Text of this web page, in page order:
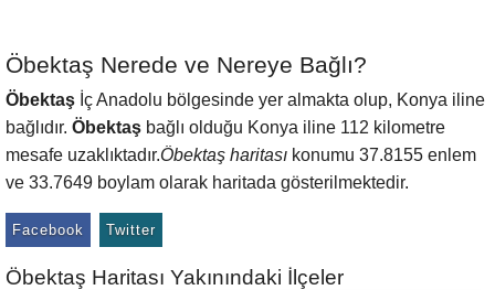
Öbektaş Nerede ve Nereye Bağlı?
Öbektaş İç Anadolu bölgesinde yer almakta olup, Konya iline
bağlıdır. Öbektaş bağlı olduğu Konya iline 112 kilometre
mesafe uzaklıktadır.Öbektaş haritası konumu 37.8155 enlem
ve 33.7649 boylam olarak haritada gösterilmektedir.
Facebook Twitter
Öbektaş Haritası Yakınındaki İlçeler